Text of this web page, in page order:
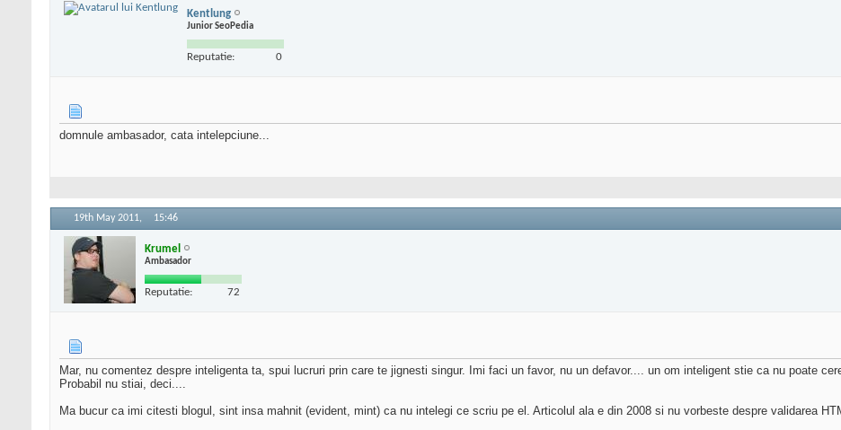
Kentlung
Junior SeoPedia
Reputatie: 0
domnule ambasador, cata intelepciune...
19th May 2011, 15:46
Krumel
Ambasador
Reputatie: 72
Mar, nu comentez despre inteligenta ta, spui lucruri prin care te jignesti singur. Imi faci un favor, nu un defavor.... un om inteligent stie ca nu poate
Probabil nu stiai, deci....
Ma bucur ca imi citesti blogul, sint insa mahnit (evident, mint) ca nu intelegi ce scriu pe el. Articolul ala e din 2008 si nu vorbeste despre validarea